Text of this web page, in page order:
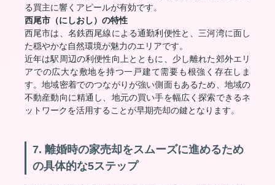
る買主に響くアピールが有効です。
西尾市（にしおし）の特性
西尾市は、名鉄西尾線による通勤利便性と、三河湾に面し
た穏やかな自然環境が魅力のエリアです。
近年は駅周辺の利便性向上とともに、少し離れた郊外エリ
アでの広大な敷地を持つ一戸建て需要も根強く存在しま
す。地域密着でのつながりが強い側面もあるため、地域の
不動産動向に精通し、地元の買い手を幅広く探索できるネ
ットワークを活用することが早期売却の鍵となります。
7. 離婚時の家売却をスムーズに進めるため
の具体的な5ステップ